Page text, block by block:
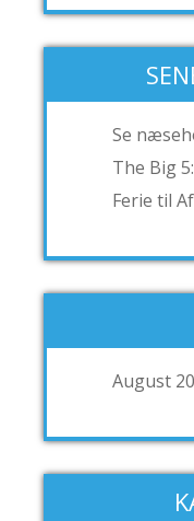
Se
The Big
Ferie til
August